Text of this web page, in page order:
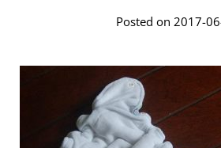
Posted on 2017-